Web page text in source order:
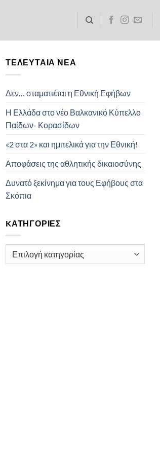
ΤΕΛΕΥΤΑΊΑ ΝΈΑ
Δεν… σταματιέται η Εθνική Εφήβων
Η Ελλάδα στο νέο Βαλκανικό Κύπελλο
Παίδων- Κορασίδων
«2 στα 2» και ημιτελικά για την Εθνική!
Αποφάσεις της αθλητικής δικαιοσύνης
Δυνατό ξεκίνημα για τους Εφήβους στα
Σκόπια
KΑΤΗΓΟΡΊΕΣ
Kατηγορίες